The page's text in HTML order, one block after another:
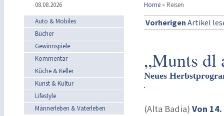
08.08.2026 Home » Reisen
Auto & Mobiles
Bücher
Gewinnspiele
Kommentar
Küche & Keller
Kunst & Kultur
Lifestyle
Männerleben & Vaterleben
Vorherigen Artikel
„Munts dl
Neues
(Alta Badia) Von